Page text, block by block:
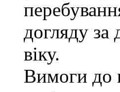
догляду
віку.
Вимоги до